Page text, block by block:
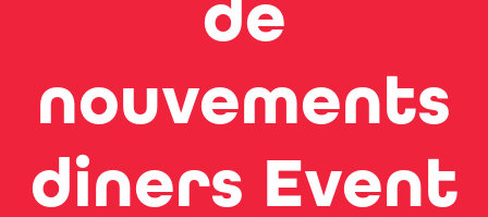
de
nouvements
diners Event